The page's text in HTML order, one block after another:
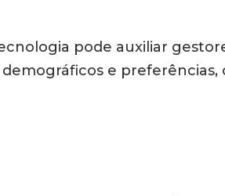
pode auxiliar
e